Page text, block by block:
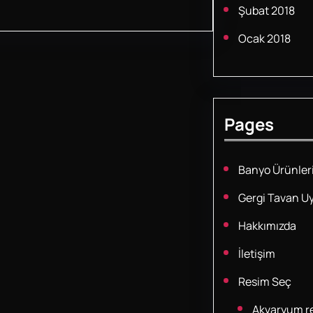
Şubat 2018
Ocak 2018
Pages
Banyo Ürünleri
Gergi Tavan
Hakkımızda
İletişim
Resim Seç
Akvaryum